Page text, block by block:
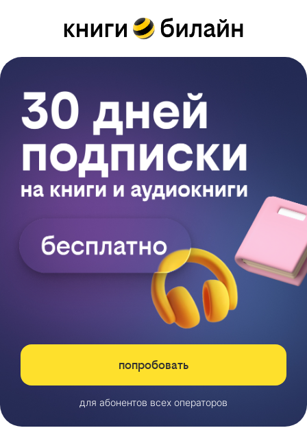
попробовать
для абонентов всех операторов